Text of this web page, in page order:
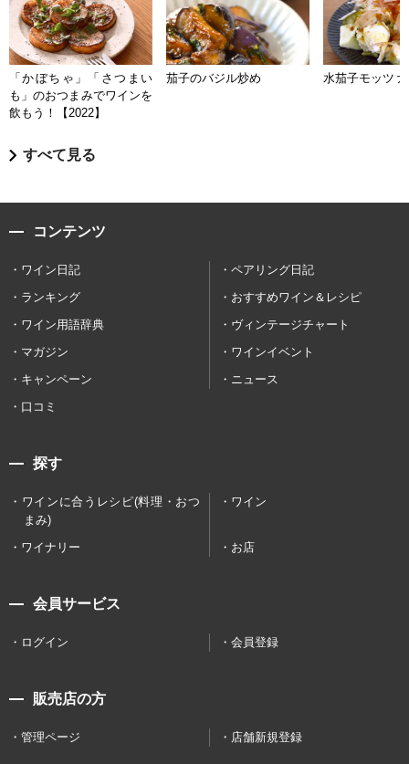
「かぼちゃ」「さつまい
も」のおつまみでワインを
飲もう！【2022】
茄子のバジル炒め 水茄子モッツァ
すべて見る
コンテンツ
ワイン日記
ペアリング日記
ランキング
おすすめワイン＆レシピ
ワイン用語辞典
ヴィンテージチャート
マガジン
ワインイベント
キャンペーン
ニュース
口コミ
探す
ワインに合うレシピ(料理・おつ
まみ)
ワイン
ワイナリー お店
会員サービス
ログイン 会員登録
販売店の方
管理ページ 店舗新規登録